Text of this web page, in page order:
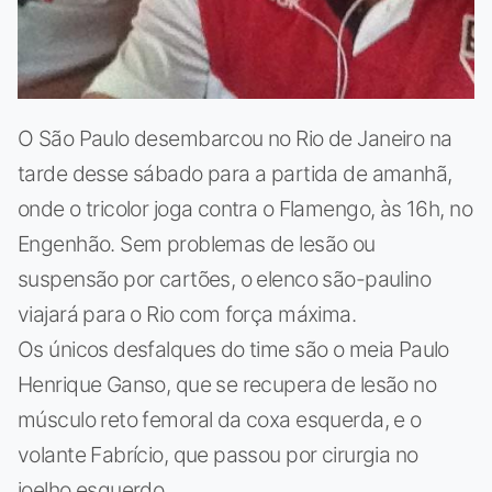
O São Paulo desembarcou no Rio de Janeiro na
tarde desse sábado para a partida de amanhã,
onde o tricolor joga contra o Flamengo, às 16h, no
Engenhão. Sem problemas de lesão ou
suspensão por cartões, o elenco são-paulino
viajará para o Rio com força máxima.
Os únicos desfalques do time são o meia Paulo
Henrique Ganso, que se recupera de lesão no
músculo reto femoral da coxa esquerda, e o
volante Fabrício, que passou por cirurgia no